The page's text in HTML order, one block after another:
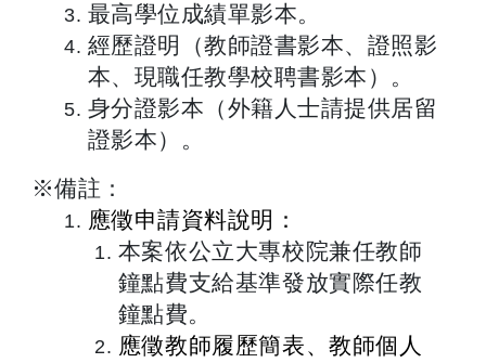
最高學位成績單影本。
經歷證明（教師證書影本、證照影
本、現職任教學校聘書影本）。
身分證影本（外籍人士請提供居留
證影本）。
※備註：
應徵申請資料說明：
本案依公立大專校院兼任教師
鐘點費支給基準發放實際任教
鐘點費。
應徵教師履歷簡表、教師個人